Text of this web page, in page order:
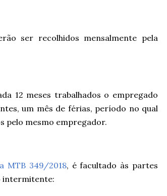
ser recolhidos mensalmente pela
12 meses trabalhados o empregado
um mês de férias, período no qual
pelo mesmo empregador.
MTB 349/2018, é facultado às partes
intermitente: